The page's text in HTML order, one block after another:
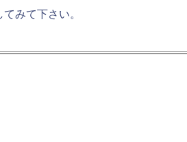
みて下さい。